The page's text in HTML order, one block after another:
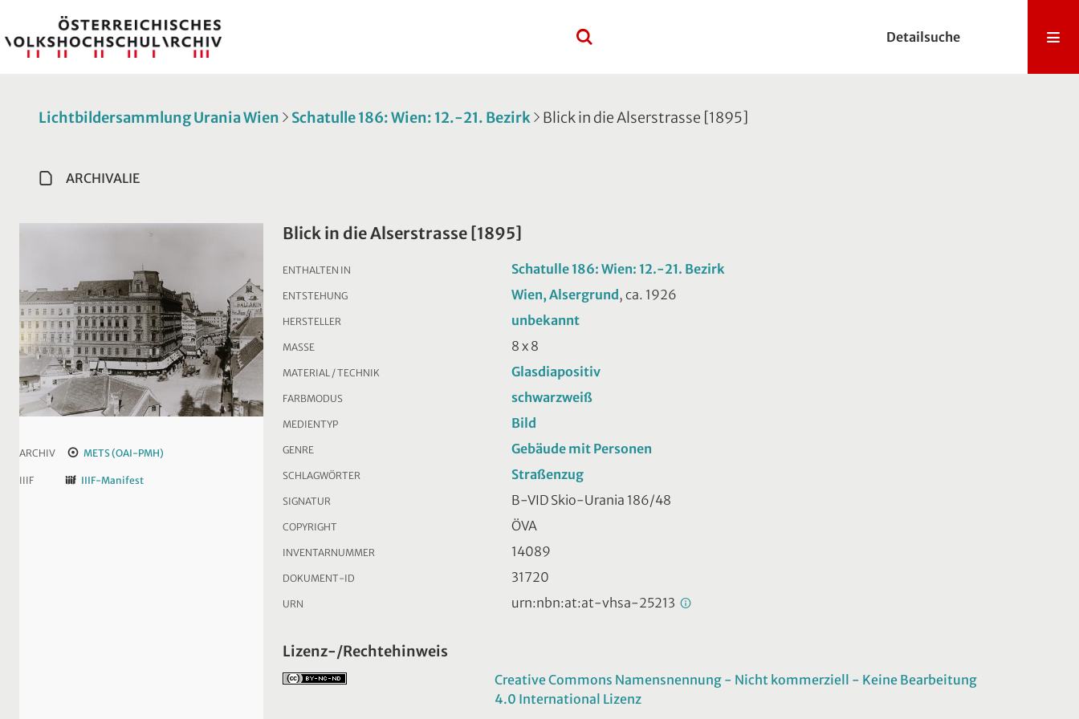
Detailsuche
Lichtbildersammlung Urania Wien Schatulle 186: Wien: 12.-21. Bezirk Blick in die Alserstrasse [1895]
ARCHIVALIE
ARCHIV METS (OAI-PMH)
IIIF IIIF-Manifest
Blick in die Alserstrasse [1895]
ENTHALTEN IN Schatulle 186: Wien: 12.-21. Bezirk
ENTSTEHUNG Wien, Alsergrund, ca. 1926
HERSTELLER unbekannt
MASSE 8 x 8
MATERIAL / TECHNIK Glasdiapositiv
FARBMODUS schwarzweiß
MEDIENTYP Bild
GENRE Gebäude mit Personen
SCHLAGWÖRTER Straßenzug
SIGNATUR B-VID Skio-Urania 186/48
COPYRIGHT ÖVA
INVENTARNUMMER 14089
DOKUMENT-ID 31720
URN urn:nbn:at:at-vhsa-25213
Lizenz-/Rechtehinweis
Creative Commons Namensnennung - Nicht kommerziell - Keine Bearbeitung
4.0 International Lizenz